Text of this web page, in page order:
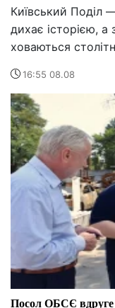
Київський Поділ
дихає історією,
ховаються
16:55 08.08
Посол ОБСЄ вдруге